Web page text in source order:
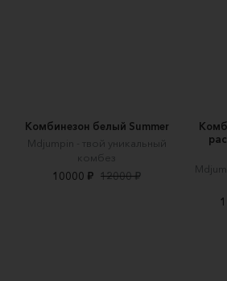
Комбинезон белый Summer
Mdjumpin - твой уникальный
комбез
10000 ₽ 12000 ₽